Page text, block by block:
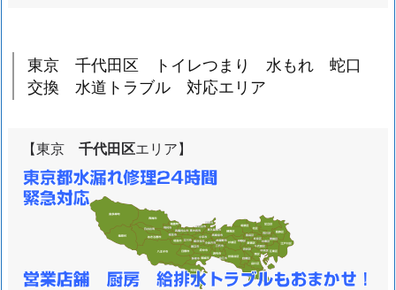
東京 千代田区 トイレつまり 水もれ 蛇口
交換 水道トラブル 対応エリア
【東京 千代田区エリア】